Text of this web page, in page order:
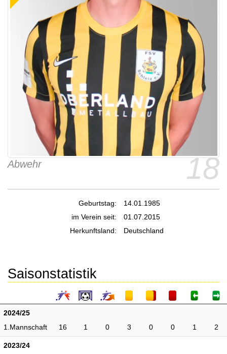
18
Abwehr
Geburtstag:
14.01.1985
im Verein seit:
01.07.2015
Herkunftsland:
Deutschland
Saisonstatistik
2024/25
1.Mannschaft
16 1 0 3 0 0 1 2
2023/24